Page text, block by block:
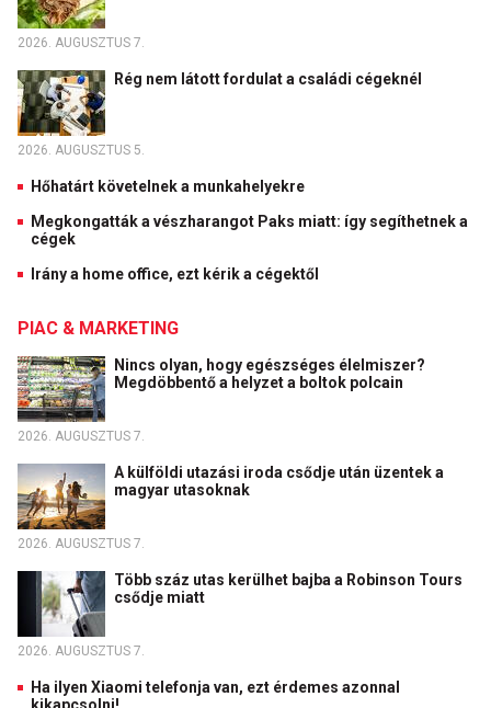
2026. AUGUSZTUS 7.
Rég nem látott fordulat a családi cégeknél
2026. AUGUSZTUS 5.
Hőhatárt követelnek a munkahelyekre
Megkongatták a vészharangot Paks miatt: így segíthetnek a
cégek
Irány a home office, ezt kérik a cégektől
PIAC & MARKETING
Nincs olyan, hogy egészséges élelmiszer?
Megdöbbentő a helyzet a boltok polcain
2026. AUGUSZTUS 7.
A külföldi utazási iroda csődje után üzentek a
magyar utasoknak
2026. AUGUSZTUS 7.
Több száz utas kerülhet bajba a Robinson Tours
csődje miatt
2026. AUGUSZTUS 7.
Ha ilyen Xiaomi telefonja van, ezt érdemes azonnal